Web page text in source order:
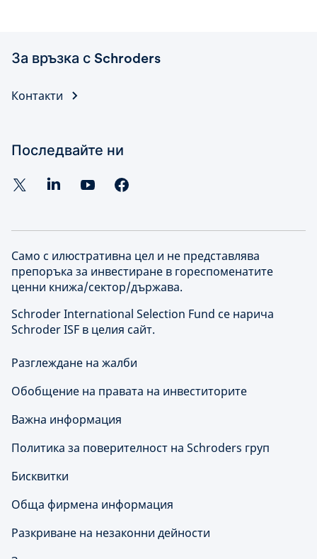
За връзка с Schroders
Контакти
Последвайте ни
Само с илюстративна цел и не представлява
препоръка за инвестиране в гореспоменатите
ценни книжа/сектор/държава.
Schroder International Selection Fund се нарича
Schroder ISF в целия сайт.
Разглеждане на жалби
Обобщение на правата на инвеститорите
Важна информация
Политика за поверителност на Schroders груп
Бисквитки
Обща фирмена информация
Разкриване на незаконни дейности